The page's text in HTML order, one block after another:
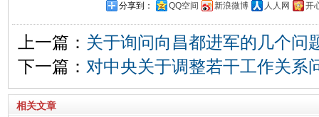
分享到： QQ空间 新浪微博 人人网 开
上一篇： 关于询问向昌都进军的几个问
下一篇： 对中央关于调整若干工作关系
相关文章